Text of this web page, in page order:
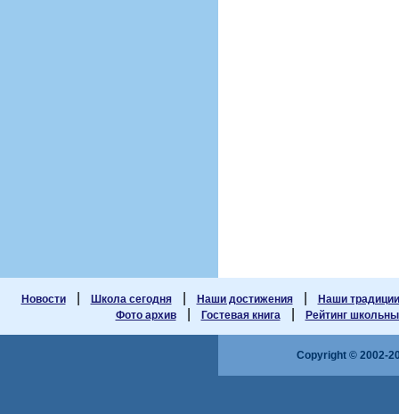
Новости| Школа сегодня| Наши достижения|
Наши традиции
Фото архив| Гостевая книга Рейтинг
Copyright © 2002-